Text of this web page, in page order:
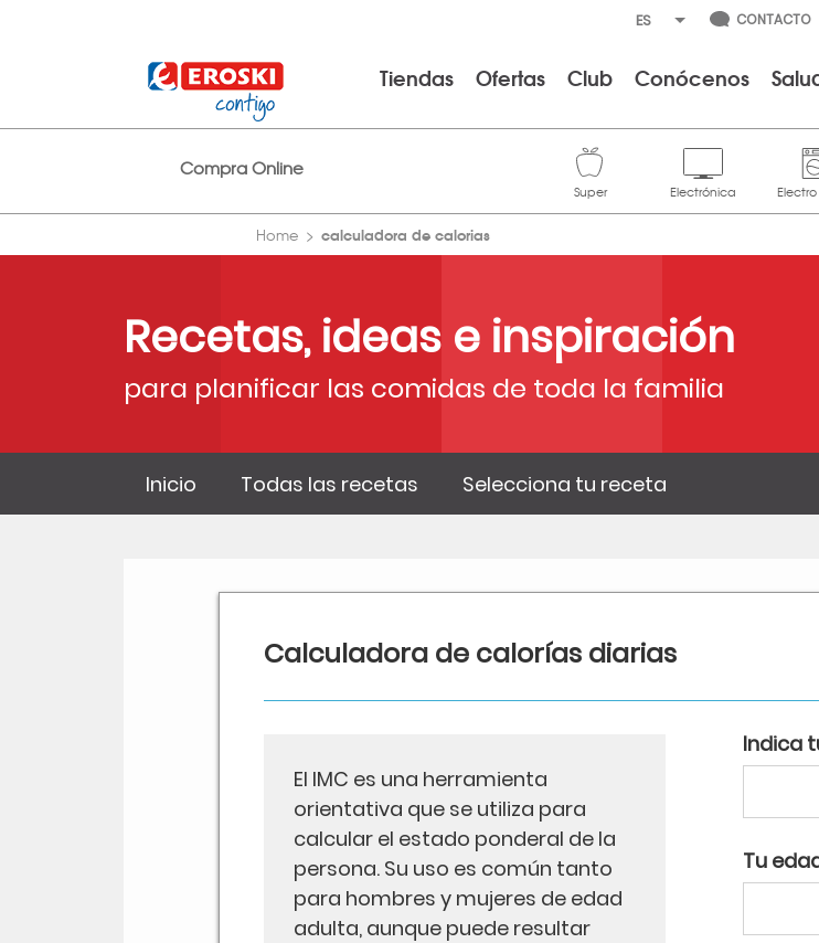
CONTACTO
Tiendas Ofertas Club Conócenos
Compra Online
Home calculadora de calorias
Recetas, ideas e inspiración
para planificar las comidas de toda la familia
Inicio Todas las recetas Selecciona tu receta
Calculadora de calorías diarias
El IMC es una herramienta
orientativa que se utiliza para
calcular el estado ponderal de la
persona. Su uso es común tanto
para hombres y mujeres de edad
adulta, aunque puede resultar
Indica
Tu